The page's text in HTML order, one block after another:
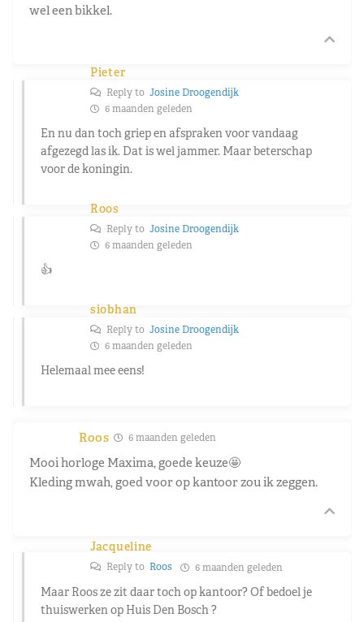
wel een bikkel.
Pieter
Reply to Josine Droogendijk
6 maanden geleden
En nu dan toch griep en afspraken voor vandaag
afgezegd las ik. Dat is wel jammer. Maar beterschap
voor de koningin.
Roos
Reply to Josine Droogendijk
6 maanden geleden
👍
siobhan
Reply to Josine Droogendijk
6 maanden geleden
Helemaal mee eens!
Roos 6 maanden geleden
Mooi horloge Maxima, goede keuze🤩
Kleding mwah, goed voor op kantoor zou ik zeggen.
Jacqueline
Reply to Roos 6 maanden geleden
Maar Roos ze zit daar toch op kantoor? Of bedoel je
thuiswerken op Huis Den Bosch ?